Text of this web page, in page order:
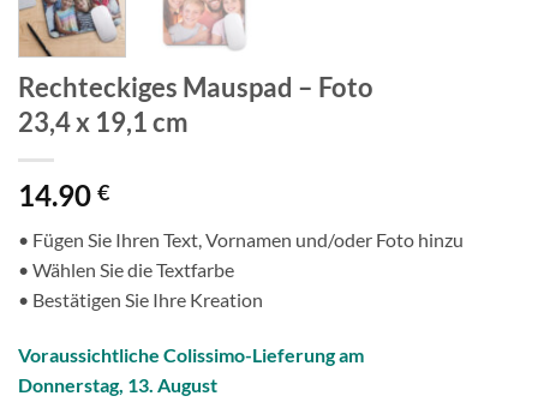
Rechteckiges Mauspad – Foto
23,4 x 19,1 cm
14.90 €
• Fügen Sie Ihren Text, Vornamen und/oder Foto hinzu
• Wählen Sie die Textfarbe
• Bestätigen Sie Ihre Kreation
Voraussichtliche Colissimo-Lieferung am
Donnerstag, 13. August